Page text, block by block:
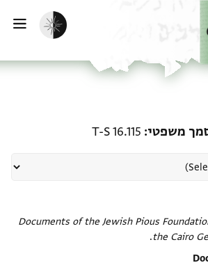
הפעלת מצב כהה
משפטי T-S 16.115
Documents of the Jewish Pious
the Cairo